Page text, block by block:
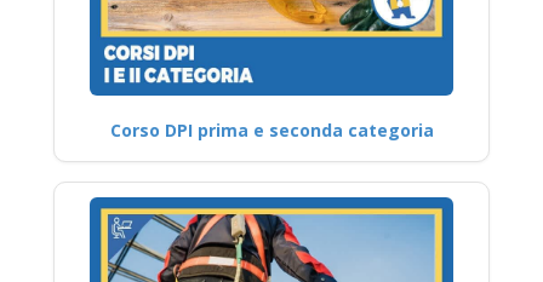
Corso DPI prima e seconda categoria